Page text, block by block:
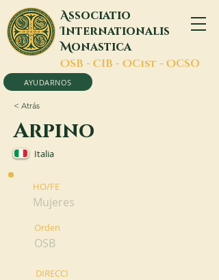
Associatio
Internationalis
Monastica
OSB - CIB - OCist - OCSO
AYUDARNOS
< Atrás
Arpino
Italia
HO/FE
Mujeres
Orden
OSB
DIRECCI